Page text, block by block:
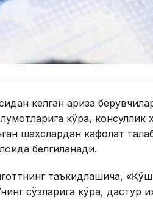
келган ариза
кўра, консуллик
шахслардан кафолат
белгиланади.
таъкидлашича,
сўзларига кўра, дастур